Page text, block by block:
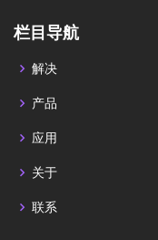
栏目导航
解决
产品
应用
关于
联系